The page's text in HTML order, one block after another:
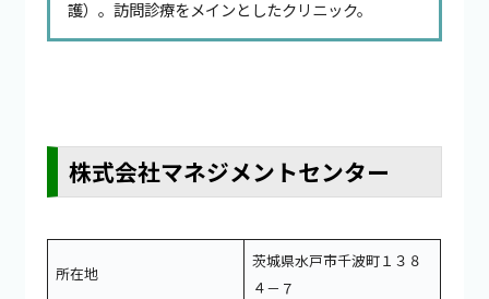
護）。訪問診療をメインとしたクリニック。
株式会社マネジメントセンター
所在地
茨城県水戸市千波町１３８
４－７